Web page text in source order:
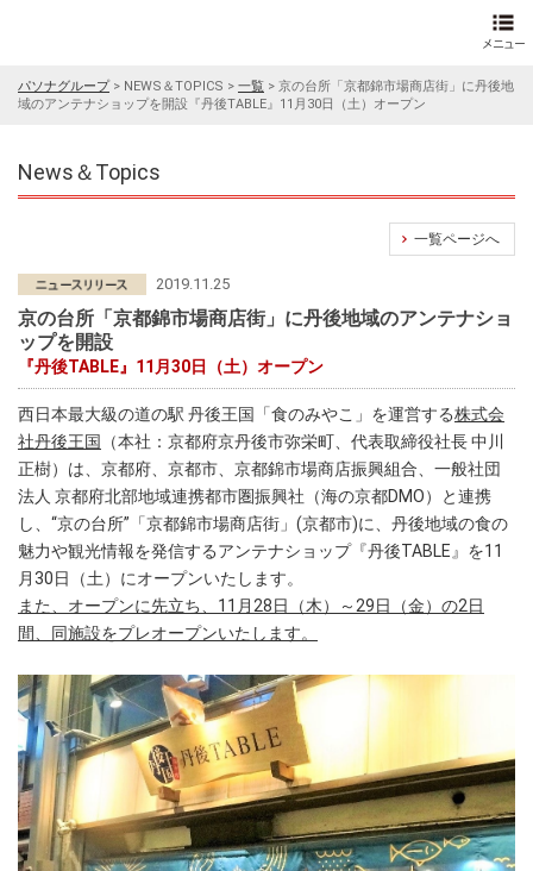
パソナグループ> NEWS＆TOPICS > 一覧 > 京の台所「京都錦市場商店街」に丹後地
域のアンテナショップを開設『丹後TABLE』11月30日（土）オープン
News＆Topics
一覧ページへ
2019.11.25
京の台所「京都錦市場商店街」に丹後地域のアンテナショ
ップを開設
『丹後TABLE』11月30日（土）オープン
西日本最大級の道の駅 丹後王国「食のみやこ」を運営する株式会
社丹後王国
（本社：京都府京丹後市弥栄町、代表取締役社長 中川
正樹）は、京都府、京都市、京都錦市場商店振興組合、一般社団
法人 京都府北部地域連携都市圏振興社（海の京都DMO）と連携
し、“京の台所”「京都錦市場商店街」(京都市)に、丹後地域の食の
魅力や観光情報を発信するアンテナショップ『丹後TABLE』を11
月30日（土）にオープンいたします。
また、オープンに先立ち、11月28日（木）～29日（金）の2日
間、同施設をプレオープンいたします。